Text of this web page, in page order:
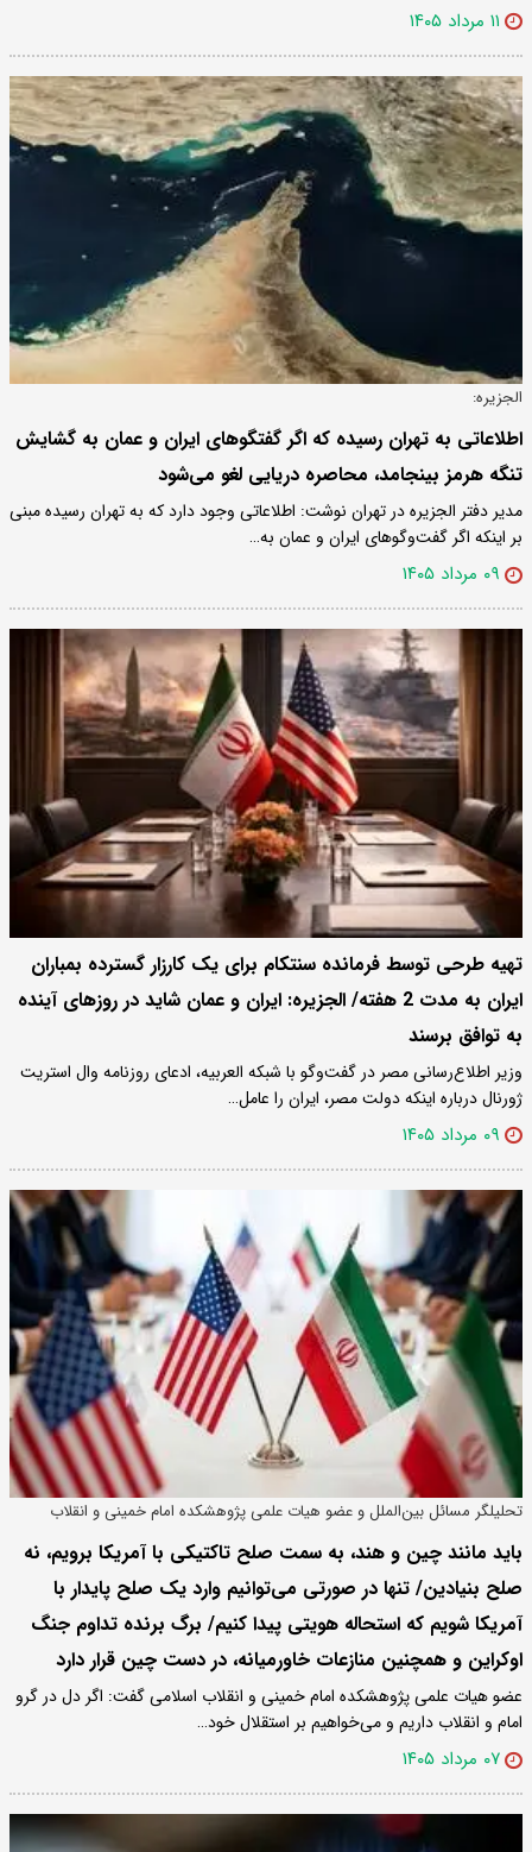
۱۱ مرداد ۱۴۰۵
الجزیره:
اطلاعاتی به تهران رسیده که اگر گفتگوهای ایران و عمان به گشایش
تنگه هرمز بینجامد، محاصره دریایی لغو می‌شود
مدیر دفتر الجزیره در تهران نوشت: اطلاعاتی وجود دارد که به تهران رسیده مبنی
بر اینکه اگر گفت‌وگوهای ایران و عمان به…
۰۹ مرداد ۱۴۰۵
تهیه طرحی توسط فرمانده سنتکام برای یک کارزار گسترده بمباران
ایران به مدت 2 هفته/ الجزیره: ایران و عمان شاید در روزهای آینده
به توافق برسند
وزیر اطلاع‌رسانی مصر در گفت‌وگو با شبکه العربیه، ادعای روزنامه وال استریت
ژورنال درباره اینکه دولت مصر، ایران را عامل…
۰۹ مرداد ۱۴۰۵
تحلیلگر مسائل بین‌الملل و عضو هیات علمی پژوهشکده امام خمینی و انقلاب
اسلامی:
باید مانند چین و هند، به سمت صلح تاکتیکی با آمریکا برویم، نه
صلح بنیادین/ تنها در صورتی می‌توانیم وارد یک صلح پایدار با
آمریکا شویم که استحاله هویتی پیدا کنیم/ برگ برنده تداوم جنگ
اوکراین و همچنین منازعات خاورمیانه، در دست چین قرار دارد
عضو هیات علمی پژوهشکده امام خمینی و انقلاب اسلامی گفت: اگر دل در گرو
امام و انقلاب داریم و می‌خواهیم بر استقلال خود…
۰۷ مرداد ۱۴۰۵